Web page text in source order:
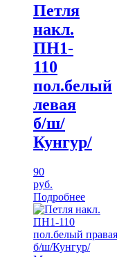
Петля
накл.
ПН1-
110
пол.белый
левая
б/ш/
Кунгур/
90
руб.
Подробнее